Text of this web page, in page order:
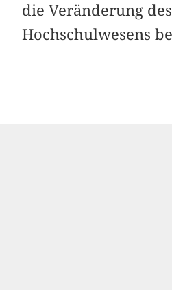
die Veränderung des
Hochschulwesens